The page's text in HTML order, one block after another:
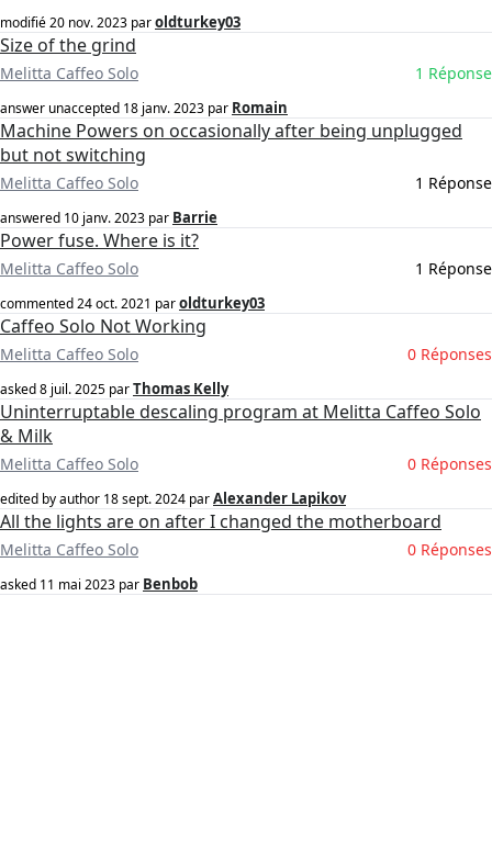
modifié20 nov. 2023 paroldturkey03
Size of the grind
Melitta Caffeo Solo 1 Réponse
answer unaccepted 18 janv. 2023 par Romain
Machine Powers on occasionally after being unplugged
but not switching
Melitta Caffeo Solo 1 Réponse
answered 10 janv. 2023 par Barrie
Power fuse. Where is it?
Melitta Caffeo Solo 1 Réponse
commented24 oct. 2021 paroldturkey03
Caffeo Solo Not Working
Melitta Caffeo Solo 0 Réponses
asked8 juil. 2025 parThomas Kelly
Uninterruptable descaling program at Melitta Caffeo Solo
& Milk
Melitta Caffeo Solo 0 Réponses
edited by author 18 sept. 2024 parAlexander Lapikov
All the lights are on after I changed the motherboard
Melitta Caffeo Solo 0 Réponses
asked 11 mai 2023 par Benbob